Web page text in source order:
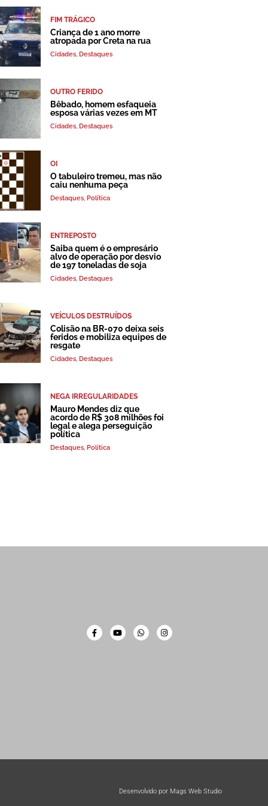
FIM TRÁGICO
Criança de 1 ano morre
atropada por Creta na rua
Cidades, Destaques
OUTRO FERIDO
Bêbado, homem esfaqueia
esposa várias vezes em MT
Cidades, Destaques
OI
O tabuleiro tremeu, mas não
caiu nenhuma peça
Destaques, Política
ENTREPOSTO
Saiba quem é o empresário
alvo de operação por desvio
de 197 toneladas de soja
Cidades, Destaques
VEÍCULOS DESTRUÍDOS
Colisão na BR-070 deixa seis
feridos e mobiliza equipes de
resgate
Cidades, Destaques
NEGA IRREGULARIDADES
Mauro Mendes diz que
acordo de R$ 308 milhões foi
legal e alega perseguição
política
Destaques, Política
Desenvolvido por Mags Web Studio